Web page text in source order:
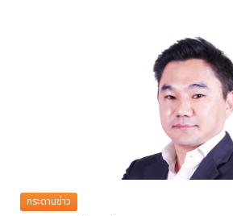
กระดานข่าว